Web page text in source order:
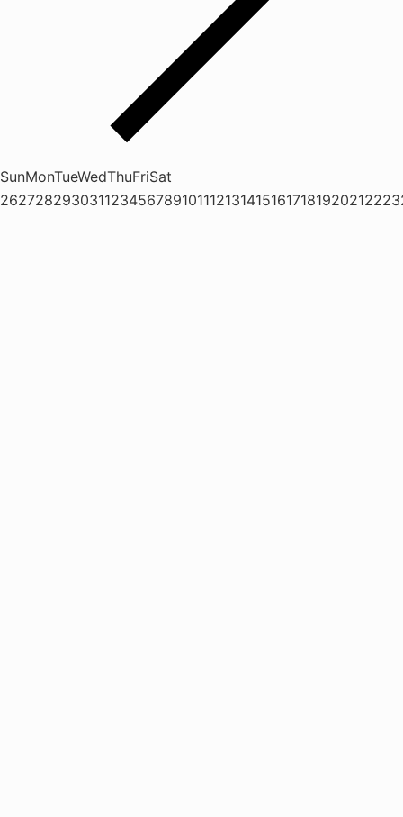
SunMonTueWedThuFriSat
2627282930311234567891011121314151617181920212223